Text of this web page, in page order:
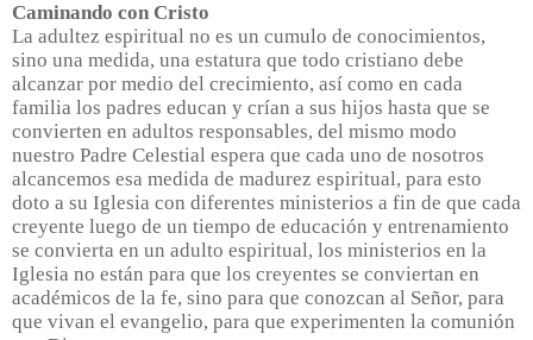
Caminando con Cristo
La adultez espiritual no es un cumulo de conocimientos,
sino una medida, una estatura que todo cristiano debe
alcanzar por medio del crecimiento, así como en cada
familia los padres educan y crían a sus hijos hasta que se
convierten en adultos responsables, del mismo modo
nuestro Padre Celestial espera que cada uno de nosotros
alcancemos esa medida de madurez espiritual, para esto
doto a su Iglesia con diferentes ministerios a fin de que cada
creyente luego de un tiempo de educación y entrenamiento
se convierta en un adulto espiritual, los ministerios en la
Iglesia no están para que los creyentes se conviertan en
académicos de la fe, sino para que conozcan al Señor, para
que vivan el evangelio, para que experimenten la comunión